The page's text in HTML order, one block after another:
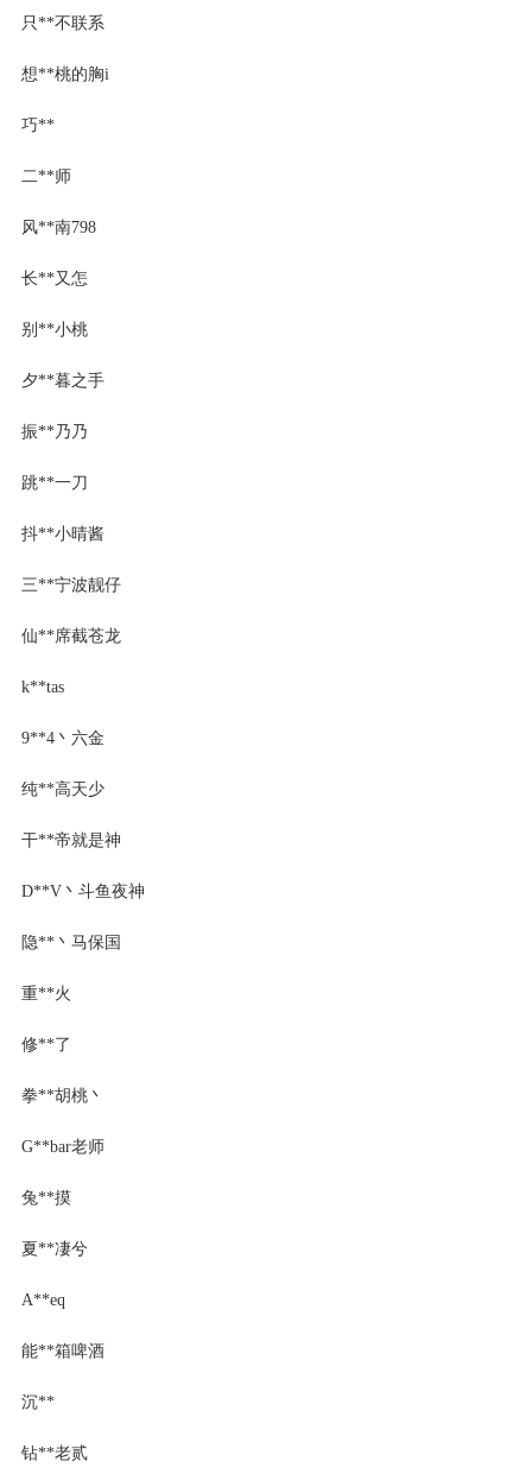
只**不联系
想**桃的胸i
巧**
二**师
风**南798
长**又怎
别**小桃
夕**暮之手
振**乃乃
跳**一刀
抖**小晴酱
三**宁波靓仔
仙**席截苍龙
k**tas
9**4丶六金
纯**高天少
干**帝就是神
D**V丶斗鱼夜神
隐**丶马保国
重**火
修**了
拳**胡桃丶
G**bar老师
兔**摸
夏**凄兮
A**eq
能**箱啤酒
沉**
钻**老贰